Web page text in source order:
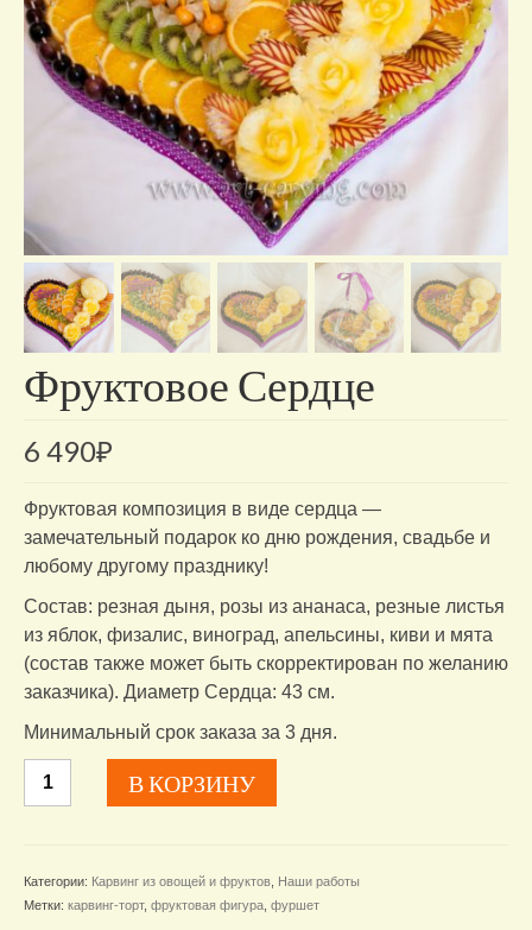
Фруктовое Сердце
6 490₽
Фруктовая композиция в виде сердца —
замечательный подарок ко дню рождения, свадьбе и
любому другому празднику!
Состав: резная дыня, розы из ананаса, резные листья
из яблок, физалис, виноград, апельсины, киви и мята
(состав также может быть скорректирован по желанию
заказчика). Диаметр Сердца: 43 см.
Минимальный срок заказа за 3 дня.
товара
В КОРЗИНУ
Категории: Карвинг из овощей и фруктов Наши работы
Метки: карвинг-торт, фруктовая фигура фуршет